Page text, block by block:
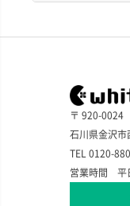
〒 920-0024
石川県金沢
TEL 0120-
営業時間 平